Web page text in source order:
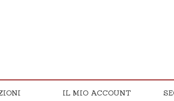
IL MIO ACCOUNT